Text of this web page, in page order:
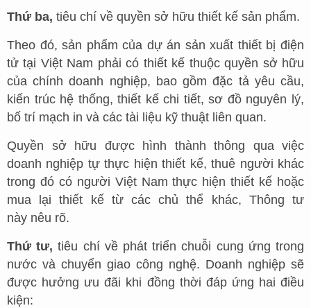
Thứ ba, tiêu chí về quyền sở hữu thiết kế sản phẩm.
Theo đó, sản phẩm của dự án sản xuất thiết bị điện
tử tại Việt Nam phải có thiết kế thuộc quyền sở hữu
của chính doanh nghiệp, bao gồm đặc tả yêu cầu,
kiến trúc hệ thống, thiết kế chi tiết, sơ đồ nguyên lý,
bố trí mạch in và các tài liệu kỹ thuật liên quan.
Quyền sở hữu được hình thành thông qua việc
doanh nghiệp tự thực hiện thiết kế, thuê người khác
trong đó có người Việt Nam thực hiện thiết kế hoặc
mua lại thiết kế từ các chủ thể khác, Thông tư
này nêu rõ.
Thứtư, tiêu chí về phát triển chuỗi cung ứng trong
nước và chuyển giao công nghệ. Doanh nghiệp sẽ
được hưởng ưu đãi khi đồng thời đáp ứng hai điều
kiện: